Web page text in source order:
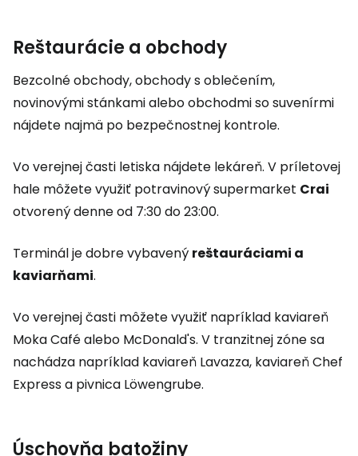
Reštaurácie a obchody
Bezcolné obchody, obchody s oblečením,
novinovými stánkami alebo obchodmi so suvenírmi
nájdete najmä po bezpečnostnej kontrole.
Vo verejnej časti letiska nájdete lekáreň. V príletovej
hale môžete využiť potravinový supermarket Crai
otvorený denne od 7:30 do 23:00.
Terminál je dobre vybavený reštauráciami a
kaviarňami.
Vo verejnej časti môžete využiť napríklad kaviareň
Moka Café alebo McDonald's. V tranzitnej zóne sa
nachádza napríklad kaviareň Lavazza, kaviareň Chef
Express a pivnica Löwengrube.
Úschovňa batožiny